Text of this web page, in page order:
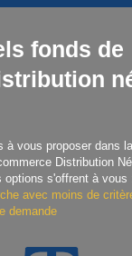
fonds de
à vous proposer dans
Distribution
options s'offrent à vous
avec moins de
demande